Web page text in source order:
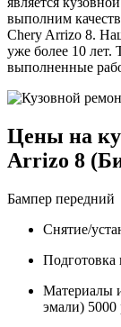
выполним
Chery Arrizo 8.
уже более 10
выполненные
Цены на
Arrizo 8
Бампер передний
Снятие/
Подготовка
Материалы
эмали) 5000